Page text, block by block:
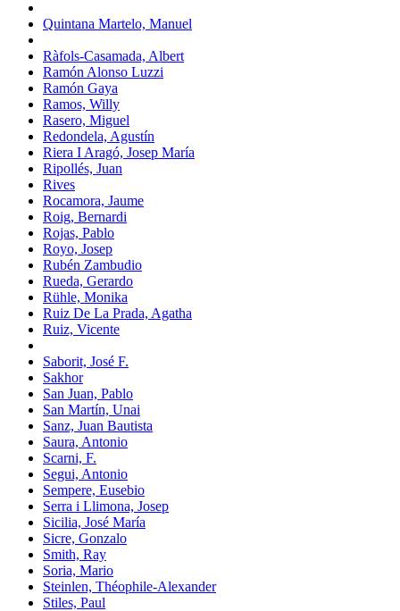
Quintana Martelo, Manuel
Ràfols-Casamada, Albert
Ramón Alonso Luzzi
Ramón Gaya
Ramos, Willy
Rasero, Miguel
Redondela, Agustín
Riera I Aragó, Josep María
Ripollés, Juan
Rives
Rocamora, Jaume
Roig, Bernardi
Rojas, Pablo
Royo, Josep
Rubén Zambudio
Rueda, Gerardo
Rühle, Monika
Ruiz De La Prada, Agatha
Ruiz, Vicente
Saborit, José F.
Sakhor
San Juan, Pablo
San Martín, Unai
Sanz, Juan Bautista
Saura, Antonio
Scarni, F.
Segui, Antonio
Sempere, Eusebio
Serra i Llimona, Josep
Sicilia, José María
Sicre, Gonzalo
Smith, Ray
Soria, Mario
Steinlen, Théophile-Alexander
Stiles, Paul